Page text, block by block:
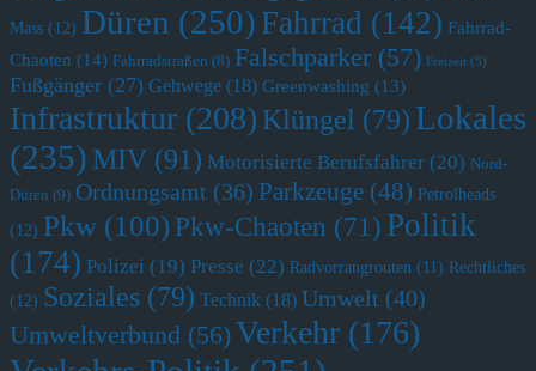
Mass (12) Düren (250) Fahrrad (142) Fahrrad-
Chaoten (14) Fahrradstraßen (8) Falschparker (57) Freizeit (5)
Fußgänger (27) Gehwege (18) Greenwashing (13)
Infrastruktur (208) Klüngel (79) Lokales
(235) MIV (91) Motorisierte Berufsfahrer (20) Nord-
Düren (9) Ordnungsamt (36) Parkzeuge (48) Petrolheads
(12) Pkw (100) Pkw-Chaoten (71) Politik
(174) Polizei (19) Presse (22) Radvorrangrouten (11) Rechtliches
(12) Soziales (79) Technik (18) Umwelt (40)
Umweltverbund (56)Verkehr (176)